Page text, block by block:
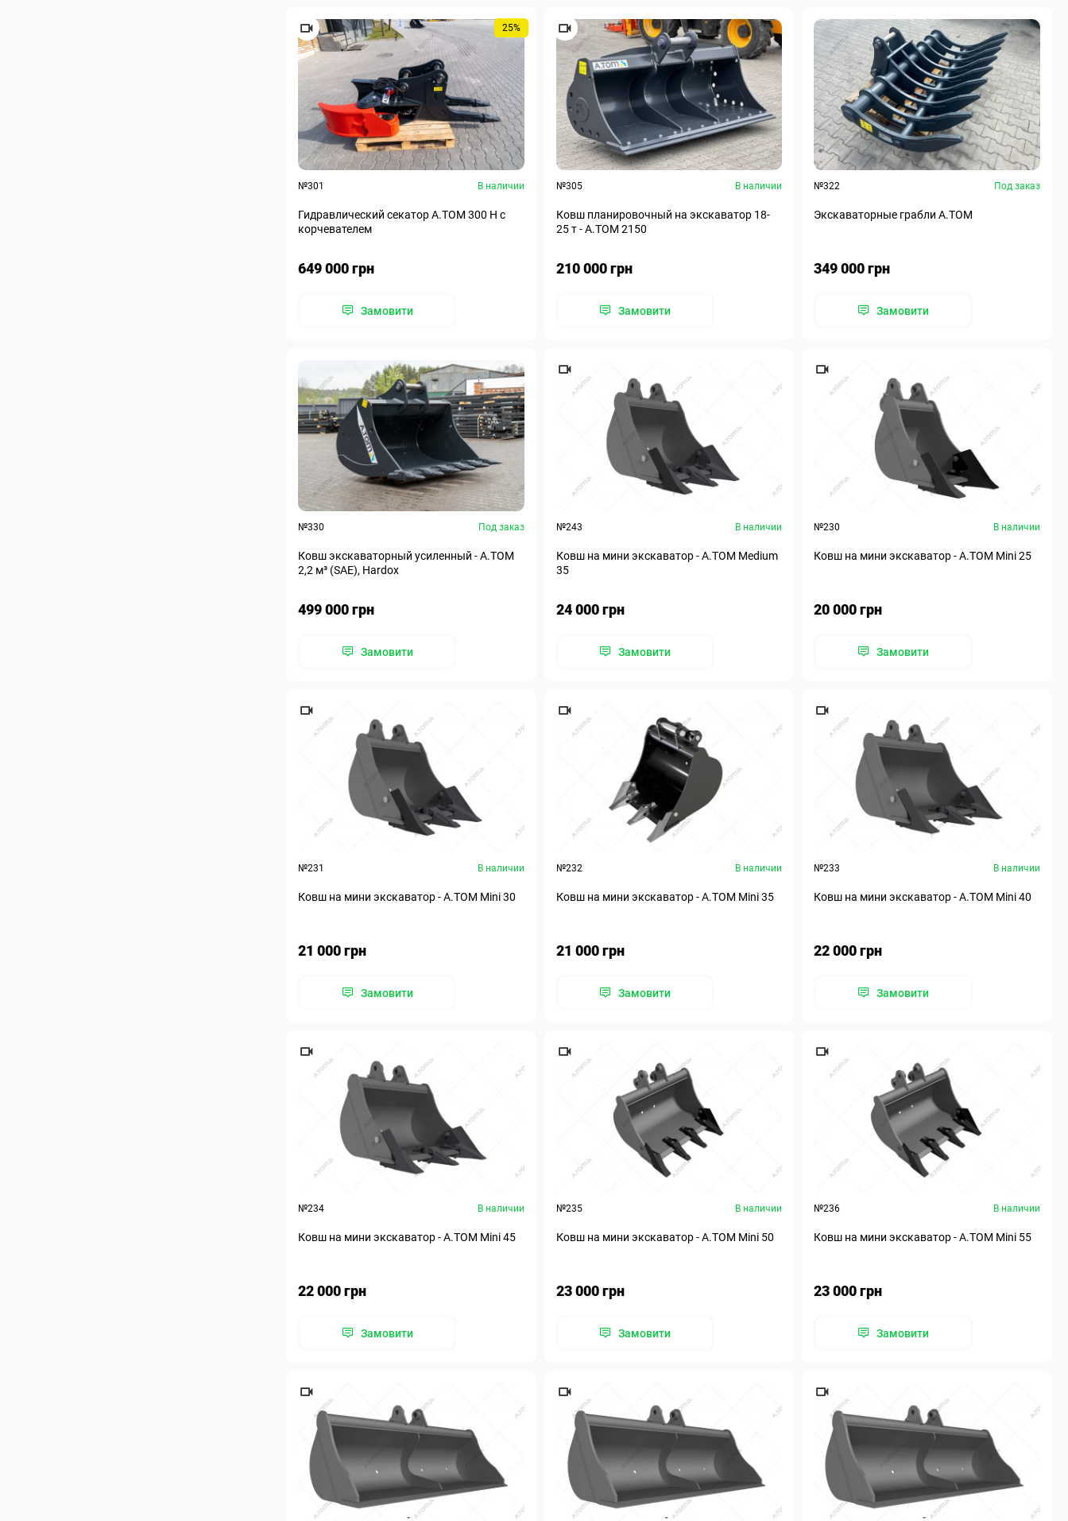
25%
№301 В наличии
Гидравлический секатор A.TOM 300 H с
корчевателем
649 000 грн
Замовити
№305 В наличии
Ковш планировочный на экскаватор 18-
25 т - A.TOM 2150
210 000 грн
Замовити
№322 Под заказ
Экскаваторные грабли A.TOM
349 000 грн
Замовити
№330 Под заказ
Ковш экскаваторный усиленный - A.TOM
2,2 м³ (SAE), Hardox
499 000 грн
Замовити
№243 В наличии
Ковш на мини экскаватор - А.ТОМ Medium
35
24 000 грн
Замовити
№230 В наличии
Ковш на мини экскаватор - А.ТОМ Mini 25
20 000 грн
Замовити
№231 В наличии
Ковш на мини экскаватор - А.ТОМ Mini 30
21 000 грн
Замовити
№232 В наличии
Ковш на мини экскаватор - А.ТОМ Mini 35
21 000 грн
Замовити
№233 В наличии
Ковш на мини экскаватор - А.ТОМ Mini 40
22 000 грн
Замовити
№234 В наличии
Ковш на мини экскаватор - А.ТОМ Mini 45
22 000 грн
Замовити
№235 В наличии
Ковш на мини экскаватор - А.ТОМ Mini 50
23 000 грн
Замовити
№236 В наличии
Ковш на мини экскаватор - А.ТОМ Mini 55
23 000 грн
Замовити